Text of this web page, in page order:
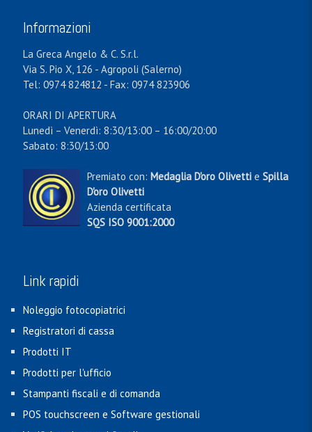
Informazioni
La Greca Angelo & C. S.r.l.
Via S. Pio X, 126 - Agropoli (Salerno)
Tel: 0974 824812 - Fax: 0974 823906
ORARI DI APERTURA
Lunedì – Venerdì: 8:30/13:00 – 16:00/20:00
Sabato: 8:30/13:00
Premiato con: Medaglia D'oro Olivetti e Spilla
D'oro Olivetti
Azienda certificata
SQS ISO 9001:2000
Link rapidi
Noleggio fotocopiatrici
Registratori di cassa
Prodotti IT
Prodotti per l'ufficio
Stampanti fiscali e di comanda
POS touchscreen e Software gestionali